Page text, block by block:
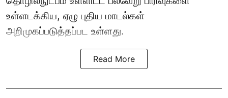
உள்ளடக்கிய, ஏழு புதிய மாடல்கள்
அறிமுகப்படுத்தப்பட உள்ளது.
Read More